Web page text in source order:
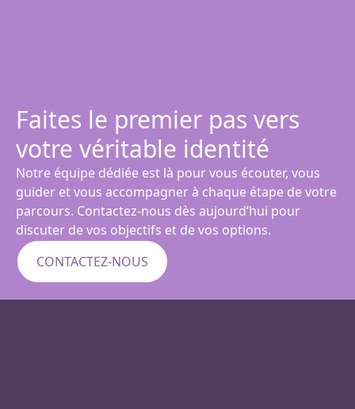
Faites le premier pas vers
votre véritable identité
Notre équipe dédiée est là pour vous écouter, vous
guider et vous accompagner à chaque étape de votre
parcours. Contactez-nous dès aujourd’hui pour
discuter de vos objectifs et de vos options.
CONTACTEZ-NOUS